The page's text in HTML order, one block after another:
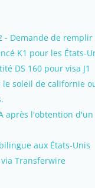
- Demande de
K1 pour les États-
DS 160 pour visa J1
soleil de californie
après l'obtention
aux États-Unis
Transferwire